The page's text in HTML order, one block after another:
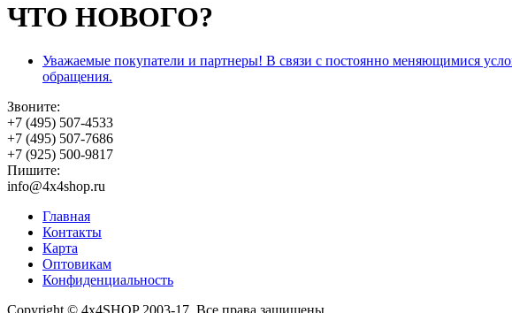
ЧТО НОВОГО?
Уважаемые покупатели и партнеры! В связи с постоянно меняющимися
обращения.
Звоните:
+7 (495) 507-4533
+7 (495) 507-7686
+7 (925) 500-9817
Пишите:
info@4x4shop.ru
Главная
Контакты
Карта
Оптовикам
Конфиденциальность
Copyright © 4x4SHOP 2003-17. Все права защищены.